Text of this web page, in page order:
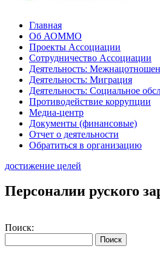
Главная
Об АОММО
Проекты Ассоциации
Сотрудничество Ассоциации
Деятельность:
Деятельность: Миграция
Деятельность: Социальное
Противодействие коррупции
Медиа-центр
Документы (финансовые)
Отчет о деятельности
Обратиться в организацию
достижение целей
Персоналии руского
Поиск: